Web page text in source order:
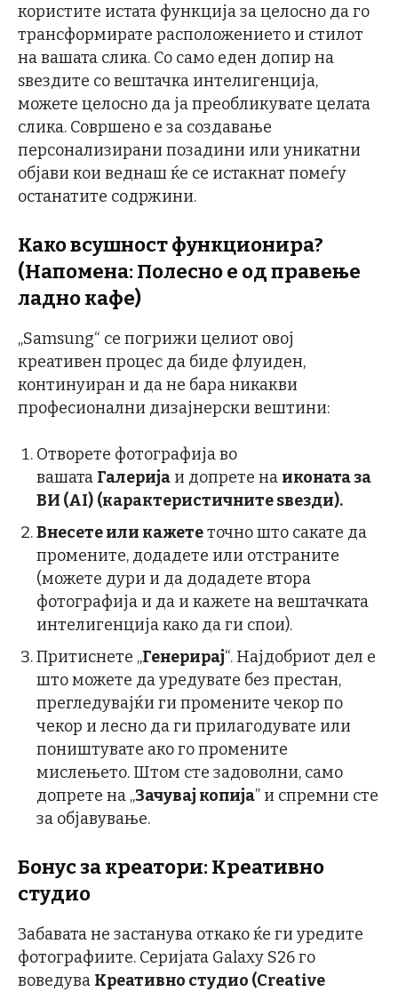
користите истата функција за целосно да го
трансформирате расположението и стилот
на вашата слика. Со само еден допир на
ѕвездите со вештачка интелигенција,
можете целосно да ја преобликувате целата
слика. Совршено е за создавање
персонализирани позадини или уникатни
објави кои веднаш ќе се истакнат помеѓу
останатите содржини.
Како всушност функционира?
(Напомена: Полесно е од правење
ладно кафе)
„Samsung“ се погрижи целиот овој
креативен процес да биде флуиден,
континуиран и да не бара никакви
професионални дизајнерски вештини:
Отворете фотографија во
вашата Галерија и допрете на иконата за
ВИ (AI) (карактеристичните ѕвезди).
Внесете или кажететочно што сакате да
промените, додадете или отстраните
(можете дури и да додадете втора
фотографија и да и кажете на вештачката
интелигенција како да ги спои).
Притиснете „Генерирај“. Најдобриот дел е
што можете да уредувате без престан,
прегледувајќи ги промените чекор по
чекор и лесно да ги прилагодувате или
поништувате ако го промените
мислењето. Штом сте задоволни, само
допрете на „Зачувај копија” и спремни сте
за објавување.
Бонус за креатори: Креативно
студио
Забавата не застанува откако ќе ги уредите
фотографиите. Серијата Galaxy S26 го
воведува Креативно студио (Creative